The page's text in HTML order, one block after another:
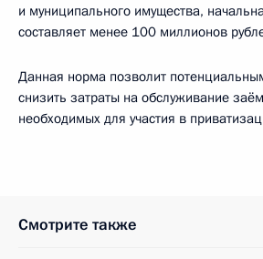
и муниципального имущества,
составляет менее 100 миллионов
Данная норма позволит
снизить затраты на обслуживание
необходимых для участия в
Смотрите также